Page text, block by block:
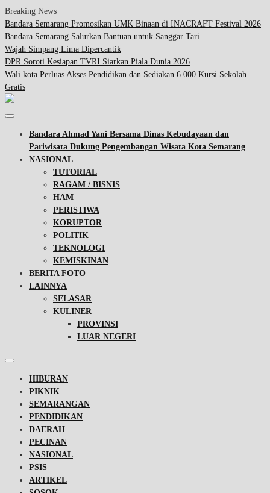
Breaking News
Bandara Semarang Promosikan UMK Binaan di INACRAFT Festival 2026
Bandara Semarang Salurkan Bantuan untuk Sanggar Tari
Wajah Simpang Lima Dipercantik
DPR Soroti Kesiapan TVRI Siarkan Piala Dunia 2026
Wali kota Perluas Akses Pendidikan dan Sediakan 6.000 Kursi Sekolah
Gratis
Bandara Ahmad Yani Bersama Dinas Kebudayaan dan
Pariwisata Dukung Pengembangan Wisata Kota Semarang
NASIONAL
TUTORIAL
RAGAM / BISNIS
HAM
PERISTIWA
KORUPTOR
POLITIK
TEKNOLOGI
KEMISKINAN
BERITA FOTO
LAINNYA
SELASAR
KULINER
PROVINSI
LUAR NEGERI
HIBURAN
PIKNIK
SEMARANGAN
PENDIDIKAN
DAERAH
PECINAN
NASIONAL
PSIS
ARTIKEL